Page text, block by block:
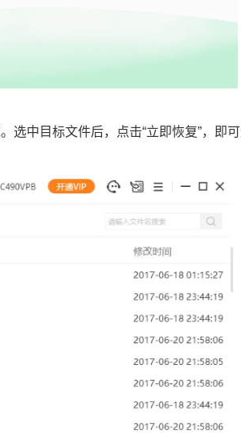
选中目标文件后，点击“立即恢复”，即